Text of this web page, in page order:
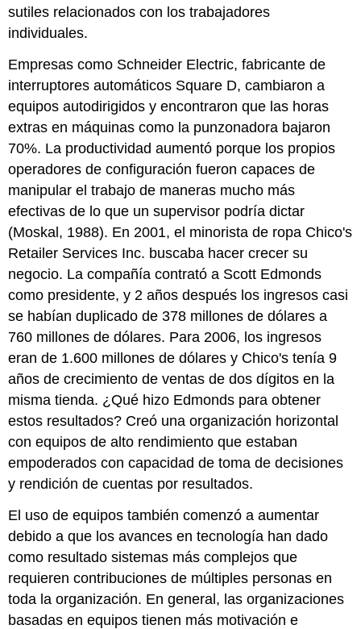
sutiles relacionados con los trabajadores
individuales.
Empresas como Schneider Electric, fabricante de
interruptores automáticos Square D, cambiaron a
equipos autodirigidos y encontraron que las horas
extras en máquinas como la punzonadora bajaron
70%. La productividad aumentó porque los propios
operadores de configuración fueron capaces de
manipular el trabajo de maneras mucho más
efectivas de lo que un supervisor podría dictar
(Moskal, 1988). En 2001, el minorista de ropa Chico's
Retailer Services Inc. buscaba hacer crecer su
negocio. La compañía contrató a Scott Edmonds
como presidente, y 2 años después los ingresos casi
se habían duplicado de 378 millones de dólares a
760 millones de dólares. Para 2006, los ingresos
eran de 1.600 millones de dólares y Chico's tenía 9
años de crecimiento de ventas de dos dígitos en la
misma tienda. ¿Qué hizo Edmonds para obtener
estos resultados? Creó una organización horizontal
con equipos de alto rendimiento que estaban
empoderados con capacidad de toma de decisiones
y rendición de cuentas por resultados.
El uso de equipos también comenzó a aumentar
debido a que los avances en tecnología han dado
como resultado sistemas más complejos que
requieren contribuciones de múltiples personas en
toda la organización. En general, las organizaciones
basadas en equipos tienen más motivación e